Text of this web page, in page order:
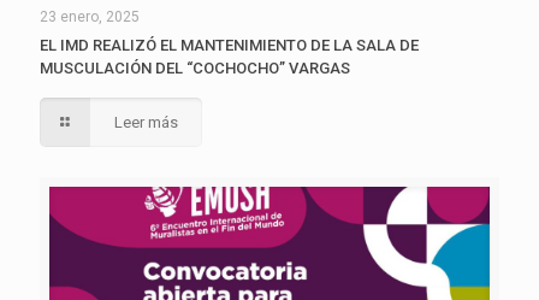
23 enero, 2025
EL IMD REALIZÓ EL MANTENIMIENTO DE LA SALA DE
MUSCULACIÓN DEL “COCHOCHO” VARGAS
Leer más